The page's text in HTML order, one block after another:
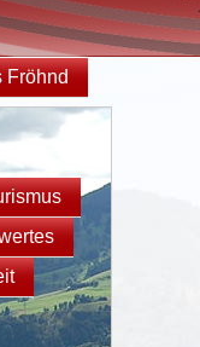
Fröhnd